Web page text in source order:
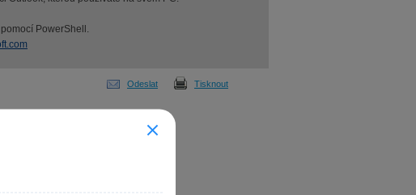
PowerShell.
Odeslat Tisknout